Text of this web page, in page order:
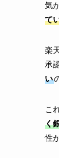
気
て
楽
承
い
こ
く
性